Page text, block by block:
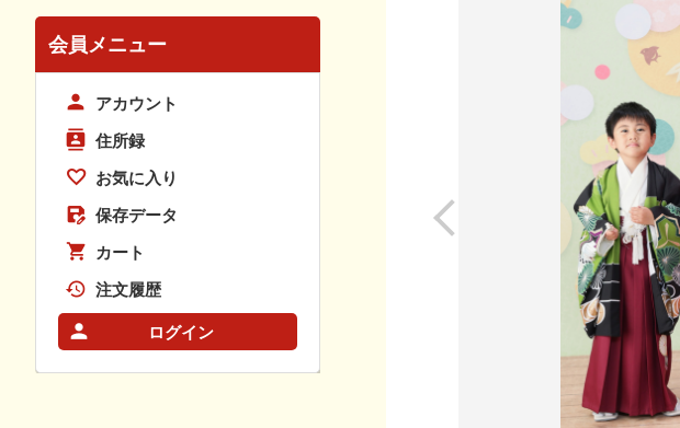
会員メニュー
アカウント
住所録
お気に入り
保存データ
カート
注文履歴
ログイン